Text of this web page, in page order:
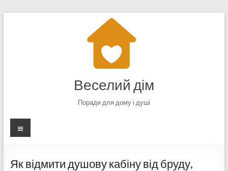
Веселий дім
Поради для дому і душі
Меню
Як відмити душову кабіну від бруду,